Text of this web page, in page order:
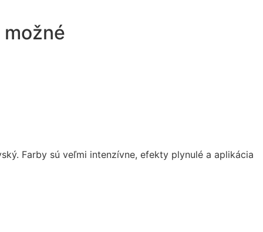
Farby sú veľmi intenzívne, efekty plynulé a aplikácia